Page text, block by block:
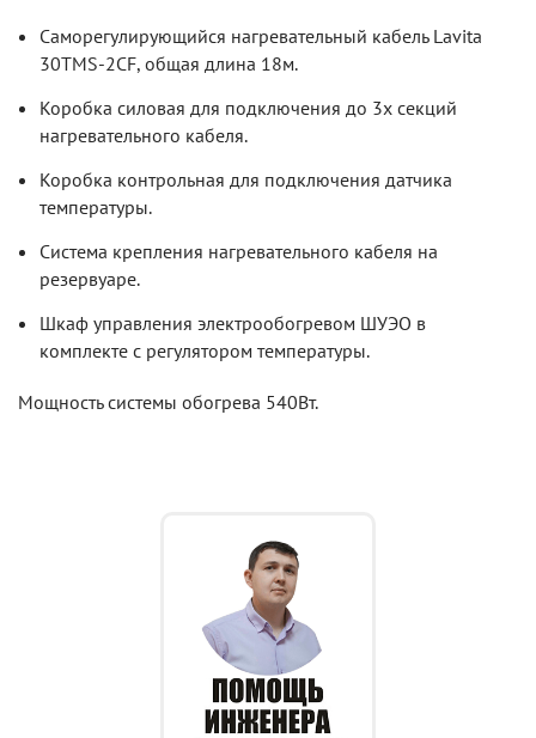
Саморегулирующийся нагревательный кабель Lavita
30TMS-2CF, общая длина 18м.
Коробка силовая для подключения до 3х секций
нагревательного кабеля.
Коробка контрольная для подключения датчика
температуры.
Система крепления нагревательного кабеля на
резервуаре.
Шкаф управления электрообогревом ШУЭО в
комплекте с регулятором температуры.
Мощность системы обогрева 540Вт.